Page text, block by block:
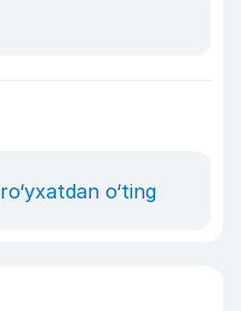
ro‘yxatdan o‘ting